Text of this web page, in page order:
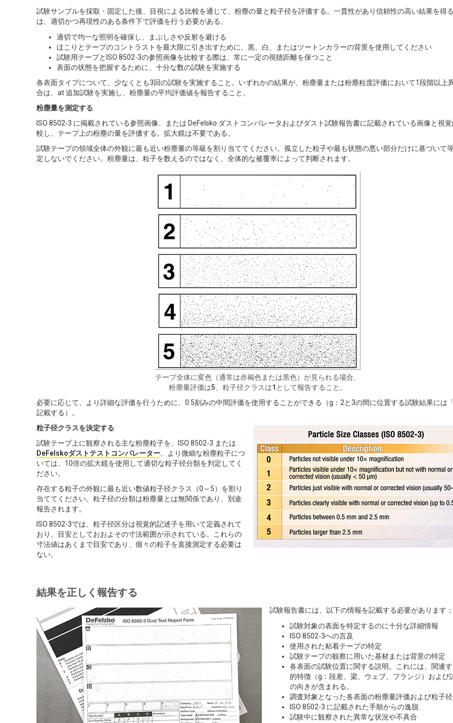
試験サンプルを採取・固定した後、目視による比較を通じて、粉塵の量と粒子径を評価する。一貫性があり信頼性の高い結果を得
は、適切かつ再現性のある条件下で評価を行う必要がある。
適切で均一な照明を確保し、まぶしさや反射を避ける
ほこりとテープのコントラストを最大限に引き出すために、黒、白、またはツートンカラーの背景を使用してください
試験用テープとISO 8502-3の参照画像を比較する際は、常に一定の視聴距離を保つこと
表面の状態を把握するために、十分な数の試験を実施する
各表面タイプについて、少なくとも3回の試験を実施すること。いずれかの結果が、粉塵量または粉塵粒度評価において1段階以上
合は、at 追加試験を実施し、粉塵量の平均評価値を報告すること。
粉塵量を測定する
ISO 8502-3 に掲載されている参照画像、または DeFelsko ダストコンパレータおよびダスト試験報告書に記載されている画像と視
較し、テープ上の粉塵の量を評価する。拡大鏡は不要である。
試験テープの領域全体の外観に最も近い粉塵量の等級を割り当ててください。孤立した粒子や最も状態の悪い部分だけに基づいて
定しないでください。粉塵量は、粒子を数えるのではなく、全体的な被覆率によって判断されます。
テープ全体に変色（通常は赤褐色または黒色）が見られる場合、
粉塵量評価は5 、粒子径クラスは1 として報告すること。
必要に応じて、より詳細な評価を行うために、0.5刻みの中間評価を使用することができる（g：2と3の間に位置する試験結果には
記載する）。
粒子径クラスを決定する
試験テープ上に観察される主な粉塵粒子を、ISO 8502-3 または
DeFelskoダストテストコンパレーター。より微細な粉塵粒子につ
いては、10倍の拡大鏡を使用して適切な粒子径分類を判定してく
ださい。
存在する粒子の外観に最も近い数値粒子径クラス（0～5）を割り
当ててください。粒子径の分類は粉塵量とは無関係であり、別途
報告されます。
ISO 8502-3では、粒子径区分は視覚的記述子を用いて定義されて
おり、目安としておおよその寸法範囲が示されている。これらの
寸法値はあくまで目安であり、個々の粒子を直接測定する必要は
ない。
結果を正しく報告する
試験報告書には、以下の情報を記載する必要があります
試験対象の表面を特定するのに十分な詳細情報
ISO 8502-3への言及
使用された粘着テープの特定
試験テープの観察に用いた基材または背景の特定
各表面の試験位置に関する説明。これには、関連
的特徴（g：段差、梁、ウェブ、フランジ）および
の向きが含まれる。
調査対象となった各表面の粉塵量評価および粒子
ISO 8502-3 に記載された手順からの逸脱
試験中に観察された異常な状況や不具合